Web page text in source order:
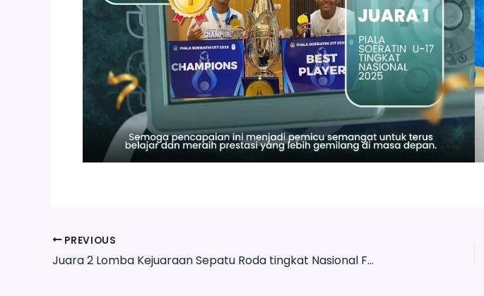
PREVIOUS
Juara 2 Lomba Kejuaraan Sepatu Roda tingkat Nasional Friendly Match Antar Pelajar